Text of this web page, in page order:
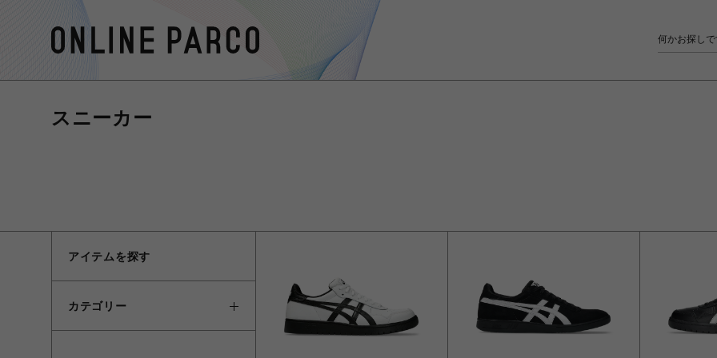
スニーカー
アイテムを探す
カテゴリー